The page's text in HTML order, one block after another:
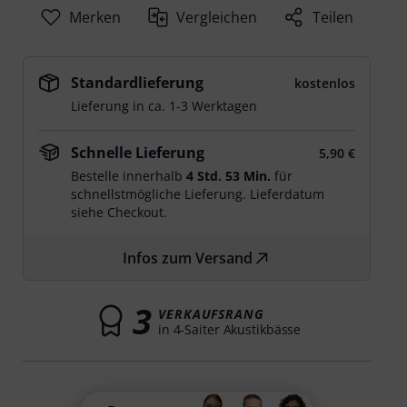
Merken Vergleichen Teilen
Standardlieferung
kostenlos
Lieferung in ca. 1-3 Werktagen
Schnelle Lieferung
5,90 €
Bestelle innerhalb4 Std. 53 Min. für
schnellstmögliche Lieferung. Lieferdatum
siehe Checkout.
Infos zum Versand
3 VERKAUFSRANG
in 4-Saiter Akustikbässe